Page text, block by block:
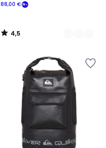
88,00 €
4,5
/